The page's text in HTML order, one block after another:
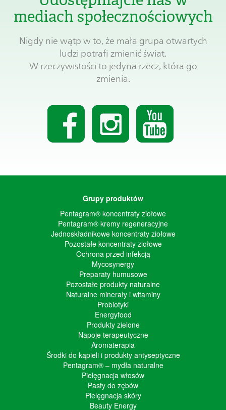
mediach społecznościowych
Nigdy nie wątp w to, że mała grupa otwartych
ludzi potrafi zmienić świat.
W rzeczywistości to jedyna rzecz, która go
zmienia.
Grupy produktów
Pentagram® koncentraty ziołowe
Pentagram® kremy regeneracyjne
Jednoskładnikowe koncentraty ziołowe
Pozostałe koncentraty ziołowe
Ochrona przed infekcją
Mycosynergy
Preparaty humusowe
Pozostałe produkty naturalne
Naturalne minerały i witaminy
Probiotyki
Energyfood
Produkty zielone
Napoje terapeutyczne
Aromaterapia
Środki do kąpieli i produkty antyseptyczne
Pentagram® – mydła naturalne
Pielęgnacja włosów
Pasty do zębów
Pielęgnacja skóry
Beauty Energy